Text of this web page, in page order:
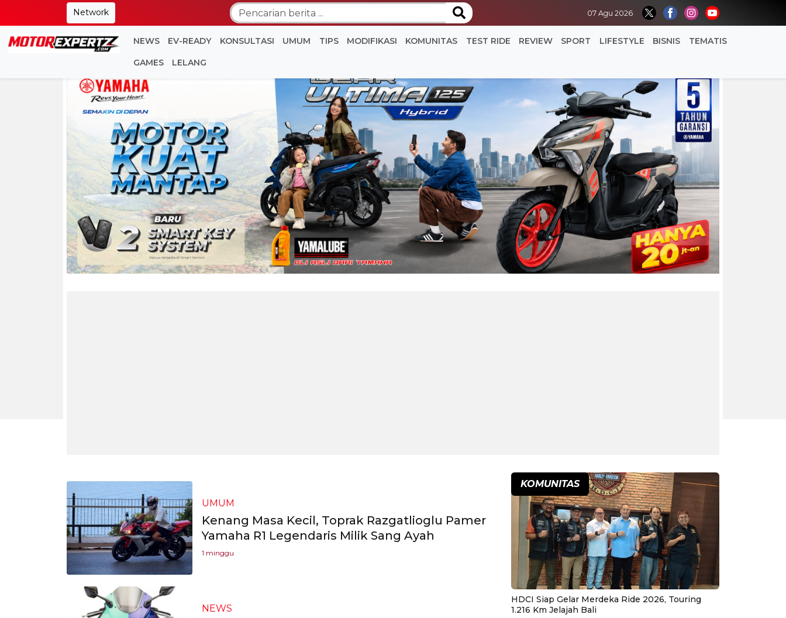
Network 07 Agu 2026
NEWS EV-READY KONSULTASI UMUM TIPS MODIFIKASI KOMUNITAS TEST RIDE REVIEW SPORT LIFESTYLE BISNIS TEMATIS
GAMES LELANG
UMUM
Kenang Masa Kecil, Toprak Razgatlioglu Pamer
Yamaha R1 Legendaris Milik Sang Ayah
1 minggu
NEWS
KOMUNITAS
HDCI Siap Gelar Merdeka Ride 2026, Touring
1.216 Km Jelajah Bali